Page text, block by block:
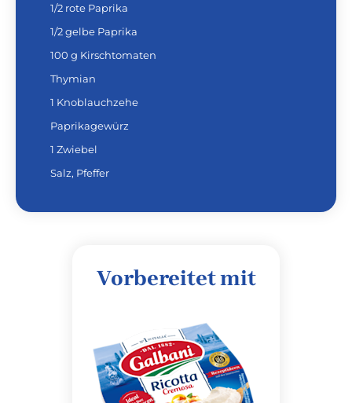
1/2 rote Paprika
1/2 gelbe Paprika
100 g Kirschtomaten
Thymian
1 Knoblauchzehe
Paprikagewürz
1 Zwiebel
Salz, Pfeffer
Vorbereitet mit